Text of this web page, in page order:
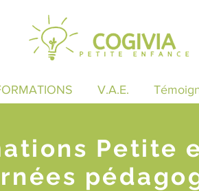
V.A.E.
Petite